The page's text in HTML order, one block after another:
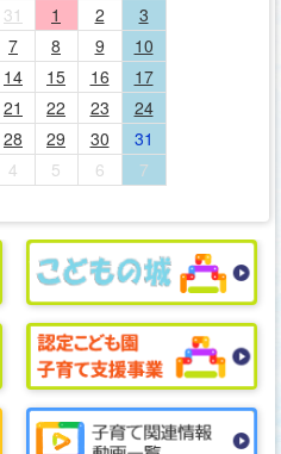
31 1 2
3
7 8 9
10
14 15 16
17
21 22 23
24
28 29 30
31
4 5 6 7